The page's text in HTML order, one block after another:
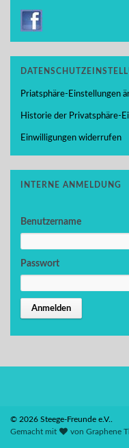
Priatsphäre-Einstellungen
Historie der Privatsphäre-
Einwilligungen widerrufen
INTERNE ANMELDUNG
Benutzername
Passwort
© 2026 Steege-Freunde e.V..
Gemacht mit
vonGraphene